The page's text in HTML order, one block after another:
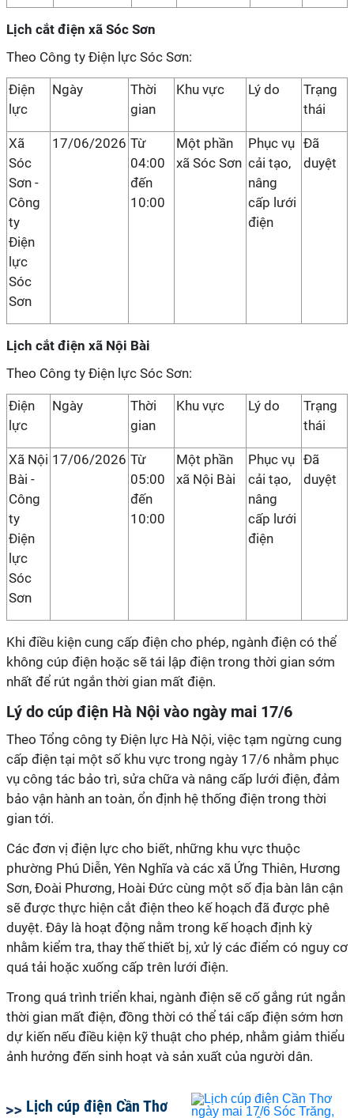
Lịch cắt điện xã Sóc Sơn
Theo Công ty Điện lực Sóc Sơn:
Điện
lực
Ngày
Thời
gian
Khu vực Lý do
Trạng
thái
Xã
Sóc
Sơn -
Công
ty
Điện
lực
Sóc
Sơn
17/06/2026 Từ
04:00
đến
10:00
Một phần
xã Sóc Sơn
Phục vụ
cải tạo,
nâng
cấp lưới
điện
Đã
duyệt
Lịch cắt điện xã Nội Bài
Theo Công ty Điện lực Sóc Sơn:
Điện
lực
Ngày
Thời
gian
Khu vực Lý do
Trạng
thái
Xã Nội
Bài -
Công
ty
Điện
lực
Sóc
Sơn
17/06/2026 Từ
05:00
đến
10:00
Một phần
xã Nội Bài
Phục vụ
cải tạo,
nâng
cấp lưới
điện
Đã
duyệt
Khi điều kiện cung cấp điện cho phép, ngành điện có thể
không cúp điện hoặc sẽ tái lập điện trong thời gian sớm
nhất để rút ngắn thời gian mất điện.
Lý do cúp điện Hà Nội vào ngày mai 17/6
Theo Tổng công ty Điện lực Hà Nội, việc tạm ngừng cung
cấp điện tại một số khu vực trong ngày 17/6 nhằm phục
vụ công tác bảo trì, sửa chữa và nâng cấp lưới điện, đảm
bảo vận hành an toàn, ổn định hệ thống điện trong thời
gian tới.
Các đơn vị điện lực cho biết, những khu vực thuộc
phường Phú Diễn, Yên Nghĩa và các xã Ứng Thiên, Hương
Sơn, Đoài Phương, Hoài Đức cùng một số địa bàn lân cận
sẽ được thực hiện cắt điện theo kế hoạch đã được phê
duyệt. Đây là hoạt động nằm trong kế hoạch định kỳ
nhằm kiểm tra, thay thế thiết bị, xử lý các điểm có nguy cơ
quá tải hoặc xuống cấp trên lưới điện.
Trong quá trình triển khai, ngành điện sẽ cố gắng rút ngắn
thời gian mất điện, đồng thời có thể tái cấp điện sớm hơn
dự kiến nếu điều kiện kỹ thuật cho phép, nhằm giảm thiểu
ảnh hưởng đến sinh hoạt và sản xuất của người dân.
Lịch cúp điện Cần Thơ